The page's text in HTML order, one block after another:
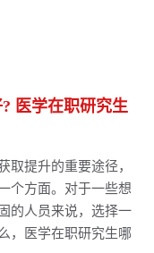
校好？
汇总！哪个学校好？
个学校好？
个学校好？
医学在职研究生
提升的重要途径，
个方面。对于一些想
的人员来说，选择一
，
医学在职研究生哪